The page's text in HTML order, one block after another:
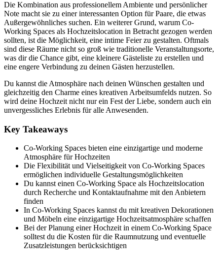
Die Kombination aus professionellem Ambiente und persönlicher
Note macht sie zu einer interessanten Option für Paare, die etwas
Außergewöhnliches suchen. Ein weiterer Grund, warum Co-
Working Spaces als Hochzeitslocation in Betracht gezogen werden
sollten, ist die Möglichkeit, eine intime Feier zu gestalten. Oftmals
sind diese Räume nicht so groß wie traditionelle Veranstaltungsorte,
was dir die Chance gibt, eine kleinere Gästeliste zu erstellen und
eine engere Verbindung zu deinen Gästen herzustellen.
Du kannst die Atmosphäre nach deinen Wünschen gestalten und
gleichzeitig den Charme eines kreativen Arbeitsumfelds nutzen. So
wird deine Hochzeit nicht nur ein Fest der Liebe, sondern auch ein
unvergessliches Erlebnis für alle Anwesenden.
Key Takeaways
Co-Working Spaces bieten eine einzigartige und moderne
Atmosphäre für Hochzeiten
Die Flexibilität und Vielseitigkeit von Co-Working Spaces
ermöglichen individuelle Gestaltungsmöglichkeiten
Du kannst einen Co-Working Space als Hochzeitslocation
durch Recherche und Kontaktaufnahme mit den Anbietern
finden
In Co-Working Spaces kannst du mit kreativen Dekorationen
und Möbeln eine einzigartige Hochzeitsatmosphäre schaffen
Bei der Planung einer Hochzeit in einem Co-Working Space
solltest du die Kosten für die Raumnutzung und eventuelle
Zusatzleistungen berücksichtigen